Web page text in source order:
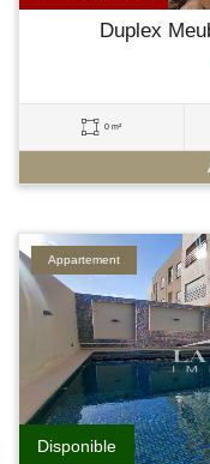
Duplex
0 m²
Disponible
Appartement